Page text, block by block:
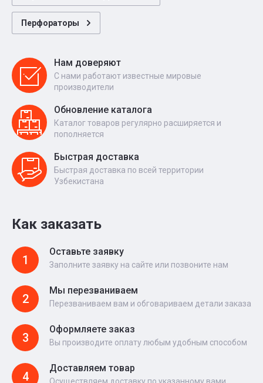
Перфораторы
Нам доверяют
С нами работают известные мировые
производители
Обновление каталога
Каталог товаров регулярно расширяется и
пополняется
Быстрая доставка
Быстрая доставка по всей территории
Узбекистана
Как заказать
1
Оставьте заявку
Заполните заявку на сайте или позвоните нам
2
Мы перезваниваем
Перезваниваем вам и обговариваем детали заказа
3
Оформляете заказ
Вы производите оплату любым удобным способом
4
Доставляем товар